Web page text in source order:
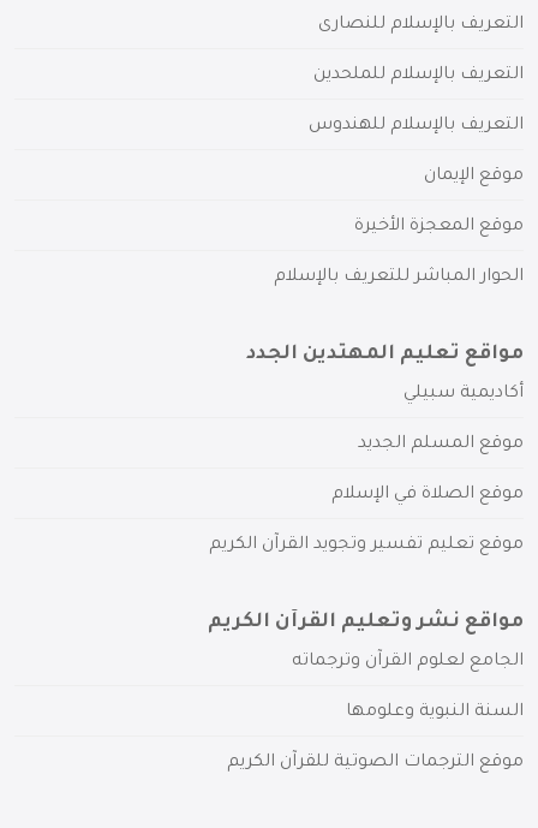
التعريف بالإسلام للنصارى
التعريف بالإسلام للملحدين
التعريف بالإسلام للهندوس
موقع الإيمان
موقع المعجزة الأخيرة
الحوار المباشر للتعريف بالإسلام
مواقع تعليم المهتدين الجدد
أكاديمية سبيلي
موقع المسلم الجديد
موقع الصلاة في الإسلام
موقع تعليم تفسير وتجويد القرآن الكريم
مواقع نشر وتعليم القرآن الكريم
الجامع لعلوم القرآن وترجماته
السنة النبوية وعلومها
موقع الترجمات الصوتية للقرآن الكريم